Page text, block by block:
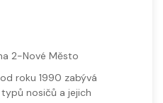
2-Nové Město
roku 1990 zabývá
nosičů a jejich